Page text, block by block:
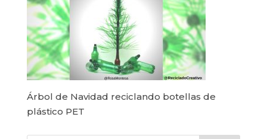
Árbol de Navidad reciclando botellas de
plástico PET